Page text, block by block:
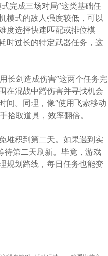
完成三场对局”这类基础任
模式的敌人强度较低，可以
度选择快速匹配或排位模
时过长的特定武器任务，这
长剑造成伤害”这两个任务完
在混战中蹭伤害并寻找机会
间。同理，像“使用飞索移动
拾取道具，效率翻倍。
堆积到第二天。如果遇到实
待第二天刷新。毕竟，游戏
规划路线，每日任务也能变